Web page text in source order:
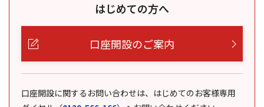
はじめての方へ
口座開設のご案内
口座開設に関するお問い合わせは、はじめてのお客様専用